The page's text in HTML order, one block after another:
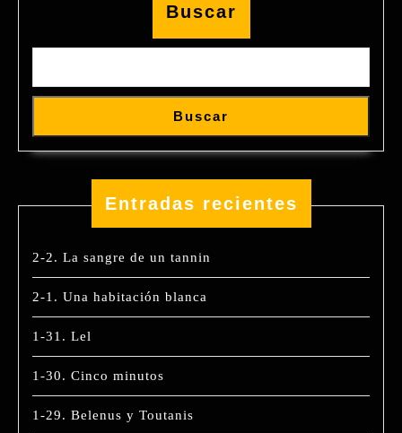
Buscar
Buscar
Entradas recientes
2-2. La sangre de un tannin
2-1. Una habitación blanca
1-31. Lel
1-30. Cinco minutos
1-29. Belenus y Toutanis